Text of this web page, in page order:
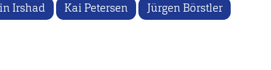
Irshad Kai Petersen Jürgen Börstler